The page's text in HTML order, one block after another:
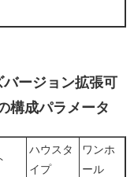
ージョン拡張可
構成パラメータ
ハウスタ
イプ
ワンホ
ール